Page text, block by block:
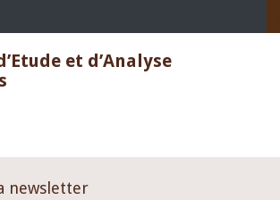
et d’Analyse
newsletter